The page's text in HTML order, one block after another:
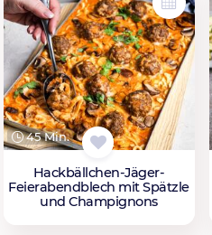
45 Min.
Hackbällchen-Jäger-
Feierabendblech mit Spätzle
und Champignons